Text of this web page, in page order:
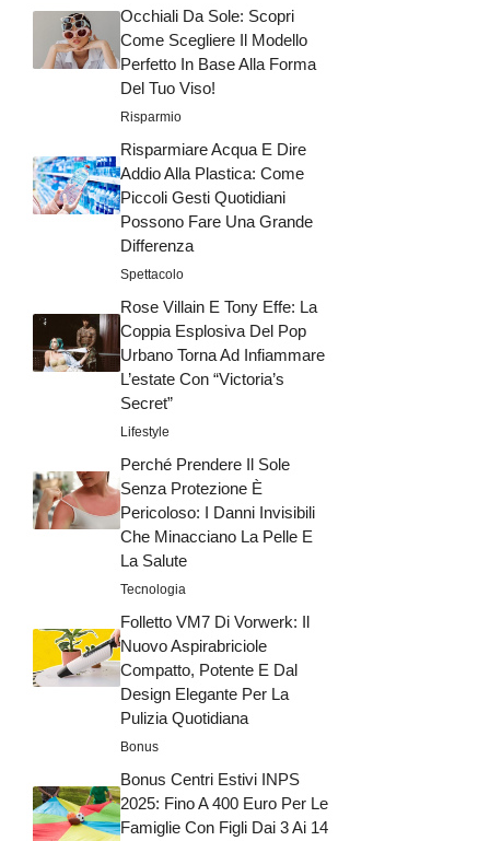
Occhiali Da Sole: Scopri
Come Scegliere Il Modello
Perfetto In Base Alla Forma
Del Tuo Viso!
Risparmio
Risparmiare Acqua E Dire
Addio Alla Plastica: Come
Piccoli Gesti Quotidiani
Possono Fare Una Grande
Differenza
Spettacolo
Rose Villain E Tony Effe: La
Coppia Esplosiva Del Pop
Urbano Torna Ad Infiammare
L’estate Con “Victoria’s
Secret”
Lifestyle
Perché Prendere Il Sole
Senza Protezione È
Pericoloso: I Danni Invisibili
Che Minacciano La Pelle E
La Salute
Tecnologia
Folletto VM7 Di Vorwerk: Il
Nuovo Aspirabriciole
Compatto, Potente E Dal
Design Elegante Per La
Pulizia Quotidiana
Bonus
Bonus Centri Estivi INPS
2025: Fino A 400 Euro Per Le
Famiglie Con Figli Dai 3 Ai 14